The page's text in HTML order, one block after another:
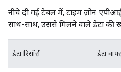
नीचे दी गई टेबल में, टाइम ज़ोन
साथ-साथ, उससे मिलने वाले डेटा की
डेटा रिसॉर्स डेटा